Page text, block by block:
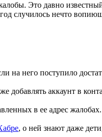
Это давно
случилось нечто
на него поступило
добавлять аккаунт в
в ее адрес жалобах.
, о ней знают даже